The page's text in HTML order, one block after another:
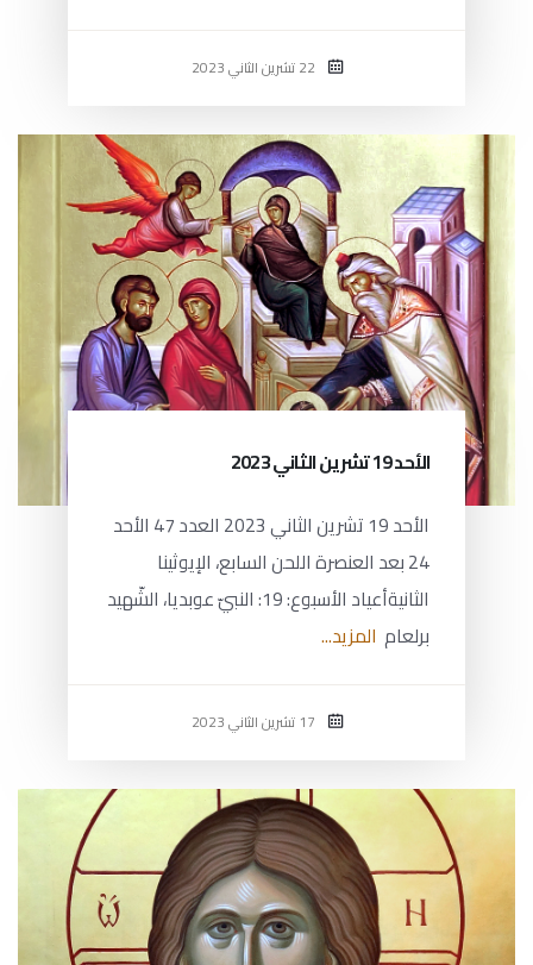
الأحد 19 تشرين الثاني 2023
الأحد 19 تشرين الثاني 2023 العدد 47 الأحد
24 بعد العنصرة اللحن السابع، الإيوثينا
الثانيةأعياد الأسبوع: 19: النبيّ عوبديا، الشّهيد
برلعام المزيد...